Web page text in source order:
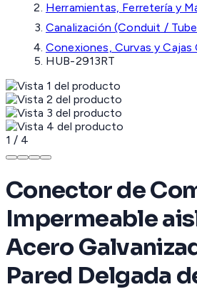
Herramientas, Ferretería y
Canalización (Conduit /
Conexiones, Curvas y Cajas
HUB-2913RT
1 / 4
Conector de
Impermeable
Acero
Pared Delgada